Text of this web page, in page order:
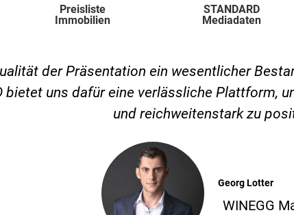
Preisliste
Immobilien
STANDARD
Mediadaten
der Präsentation ein wesentlicher
bietet uns dafür eine verlässliche Plattform,
und reichweitenstark zu
Georg Lotter
WINEGG